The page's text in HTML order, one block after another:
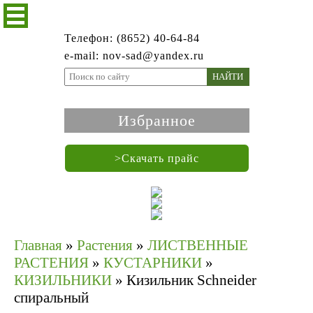
Телефон: (8652) 40-64-84
e-mail: nov-sad@yandex.ru
НАЙТИ
Избранное
>Скачать прайс
Главная » Растения » ЛИСТВЕННЫЕ
РАСТЕНИЯ » КУСТАРНИКИ »
КИЗИЛЬНИКИ » Кизильник Schneider
спиральный